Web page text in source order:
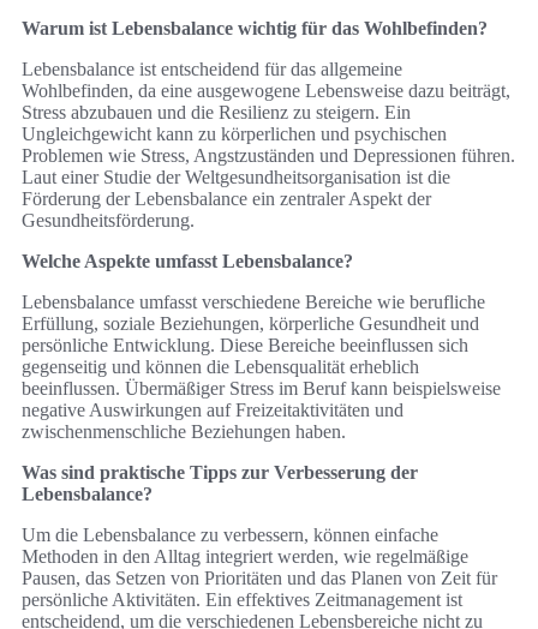
Warum ist Lebensbalance wichtig für das Wohlbefinden?
Lebensbalance ist entscheidend für das allgemeine
Wohlbefinden, da eine ausgewogene Lebensweise dazu beiträgt,
Stress abzubauen und die Resilienz zu steigern. Ein
Ungleichgewicht kann zu körperlichen und psychischen
Problemen wie Stress, Angstzuständen und Depressionen führen.
Laut einer Studie der Weltgesundheitsorganisation ist die
Förderung der Lebensbalance ein zentraler Aspekt der
Gesundheitsförderung.
Welche Aspekte umfasst Lebensbalance?
Lebensbalance umfasst verschiedene Bereiche wie berufliche
Erfüllung, soziale Beziehungen, körperliche Gesundheit und
persönliche Entwicklung. Diese Bereiche beeinflussen sich
gegenseitig und können die Lebensqualität erheblich
beeinflussen. Übermäßiger Stress im Beruf kann beispielsweise
negative Auswirkungen auf Freizeitaktivitäten und
zwischenmenschliche Beziehungen haben.
Was sind praktische Tipps zur Verbesserung der
Lebensbalance?
Um die Lebensbalance zu verbessern, können einfache
Methoden in den Alltag integriert werden, wie regelmäßige
Pausen, das Setzen von Prioritäten und das Planen von Zeit für
persönliche Aktivitäten. Ein effektives Zeitmanagement ist
entscheidend, um die verschiedenen Lebensbereiche nicht zu